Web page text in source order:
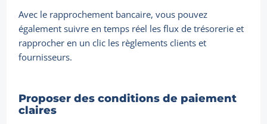
Avec le rapprochement bancaire, vous pouvez
également suivre en temps réel les flux de trésorerie et
rapprocher en un clic les règlements clients et
fournisseurs.
Proposer des conditions de paiement
claires